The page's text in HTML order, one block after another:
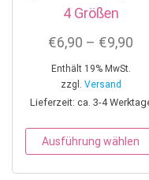
4 Größen
€6,90 – €9,90
Enthält 19% MwSt.
zzgl. Versand
Lieferzeit: ca. 3-4
Ausführung wählen